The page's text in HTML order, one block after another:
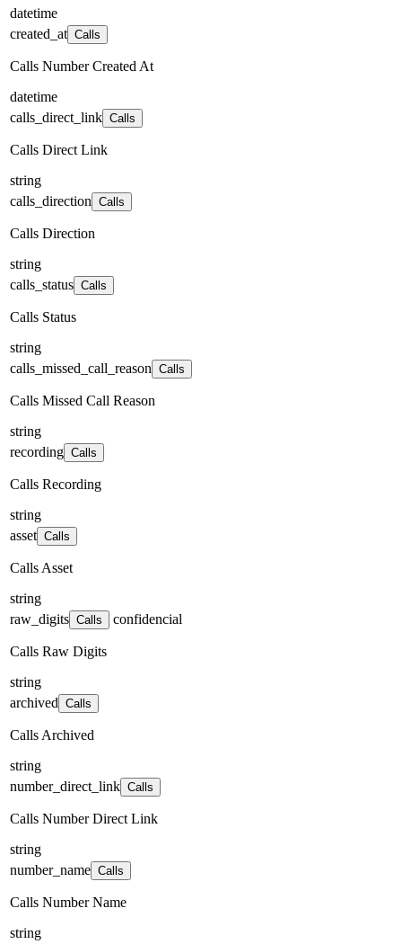
datetime
created_at Calls
Calls Number Created At
datetime
calls_direct_link Calls
Calls Direct Link
string
calls_direction Calls
Calls Direction
string
calls_status Calls
Calls Status
string
calls_missed_call_reason Calls
Calls Missed Call Reason
string
recording Calls
Calls Recording
string
asset Calls
Calls Asset
string
raw_digits Calls confidencial
Calls Raw Digits
string
archived Calls
Calls Archived
string
number_direct_link Calls
Calls Number Direct Link
string
number_name Calls
Calls Number Name
string